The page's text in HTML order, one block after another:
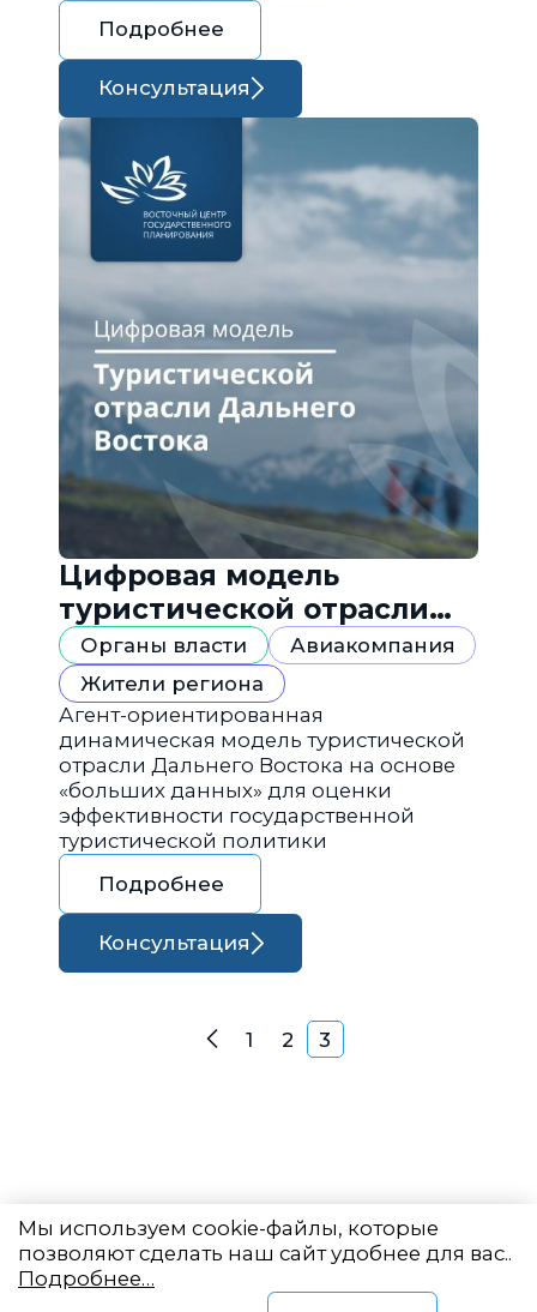
Подробнее
Консультация
Цифровая модель
туристической отрасли
Дальнего Востока
Органы власти
Авиакомпания
Жители региона
Агент-ориентированная
динамическая модель туристической
отрасли Дальнего Востока на основе
«больших данных» для оценки
эффективности государственной
туристической политики
Подробнее
Консультация
Навигация по
Назад
1 2 3
Мы используем cookie-файлы, которые
позволяют сделать наш сайт удобнее для вас..
Подробнее…